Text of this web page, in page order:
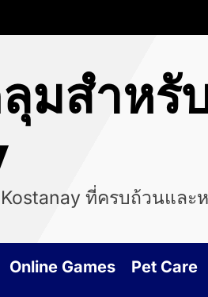
มสำหรั
ที่ครบถ้วนและ
Online Games Pet Care